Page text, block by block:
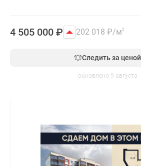
4 505 000 ₽ 202 018 ₽/м2
Следить за ценой
обновлено 9 августа